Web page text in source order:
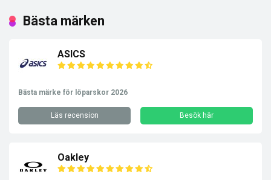
Bästa märken
ASICS
Bästa märke för löparskor 2026
Läs recension Besök här
Oakley